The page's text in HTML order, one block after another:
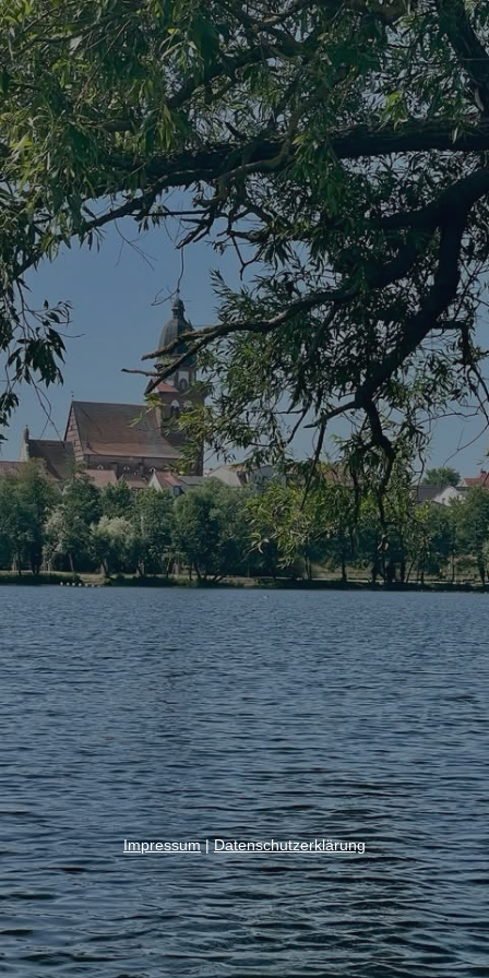
Impressum|Datenschutzerklärung